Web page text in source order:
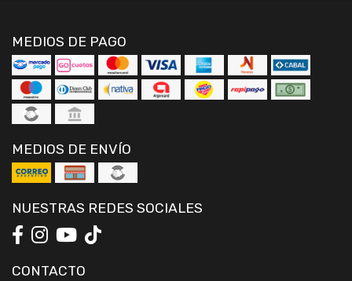
MEDIOS DE PAGO
MEDIOS DE ENVÍO
NUESTRAS REDES SOCIALES
CONTACTO